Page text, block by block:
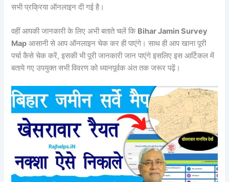
सभी प्रक्रिया ऑनलाइन दी गई है।
वहीं आपकी जानकारी के लिए अभी बताते चलें कि Bihar Jamin Survey
Map आसानी से आप ऑनलाइन चेक कर ही पाएंगे। साथ ही आप खाना पूरी
पर्चा कैसे चेक करें, इसकी भी पूरी जानकारी जान पाएंगे इसलिए इस आर्टिकल में
बताये गए उपयुक्त सभी विवरण को ध्यानपूर्वक अंत तक जरूर पढ़ें।